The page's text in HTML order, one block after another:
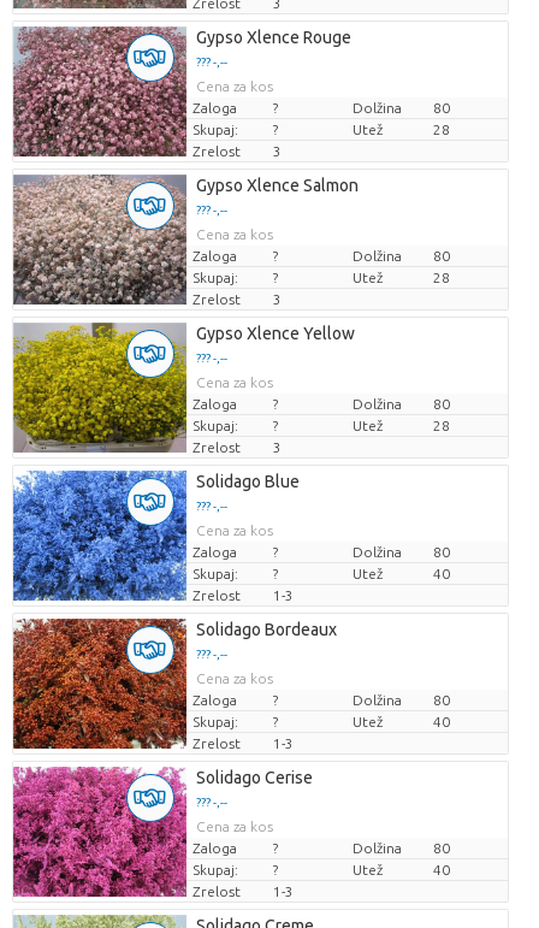
Zrelost 3
Gypso Xlence Rouge
??? -,--
Cena za kos
Zaloga
? Dolžina
80
Skupaj:
? Utež
28
Zrelost
3
Gypso Xlence Salmon
??? -,--
Cena za kos
Zaloga
? Dolžina
80
Skupaj:
? Utež
28
Zrelost
3
Gypso Xlence Yellow
??? -,--
Cena za kos
Zaloga
? Dolžina
80
Skupaj:
? Utež
28
Zrelost
3
Solidago Blue
??? -,--
Cena za kos
Zaloga
? Dolžina
80
Skupaj:
? Utež
40
Zrelost
1-3
Solidago Bordeaux
??? -,--
Cena za kos
Zaloga
? Dolžina
80
Skupaj:
? Utež
40
Zrelost
1-3
Solidago Cerise
??? -,--
Cena za kos
Zaloga
? Dolžina
80
Skupaj:
? Utež
40
Zrelost
1-3